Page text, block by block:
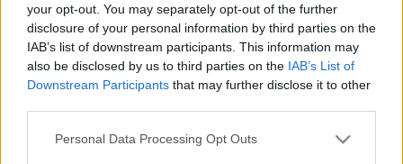
your opt-out. You may separately opt-out of the further
disclosure of your personal information by third parties on the
IAB’s list of downstream participants. This information may
also be disclosed by us to third parties on the IAB’s List of
Downstream Participants that may further disclose it to other
Please note that this website/app uses one or more Google
Personal Data Processing Opt Outs